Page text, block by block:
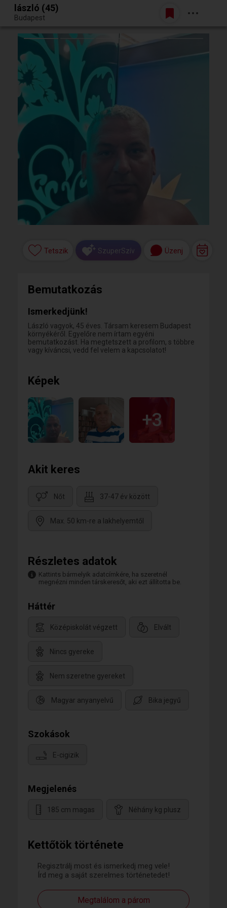
Egy jó randiból bármi lehet.
Belépés
lászló (45)
Budapest
Kettőtök története
Regisztrálj most és ismerkedj meg vele!
Írd meg a saját szerelmes történetedet!
Megtalálom a párom
Tetszik SzuperSzív Üzenj
Bemutatkozás
Ismerkedjünk!
László vagyok, 45 éves. Társam keresem Budapest
környékéről. Egyelőre nem írtam egyéni
bemutatkozást. Ha megtetszett a profilom, s többre
vagy kíváncsi, vedd fel velem a kapcsolatot!
Képek
+3
Akit keres
Nőt 37-47 év között
Max. 50 km-re a lakhelyemtől
Részletes adatok
Kattints bármelyik adatcímkére, ha szeretnél
megnézni minden társkeresőt, aki ezt állította be.
Háttér
Középiskolát végzett Elvált
Nincs gyereke
Nem szeretne gyereket
Magyar anyanyelvű Bika jegyű
Szokások
E-cigizik
Megjelenés
185 cm magas Néhány kg plusz